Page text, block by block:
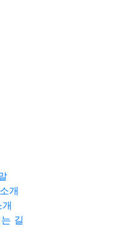
개
길